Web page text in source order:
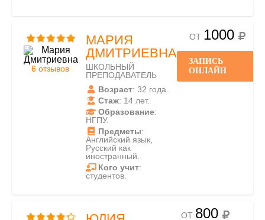
6 отзывов
МАРИЯ
ДМИТРИЕВНА
ШКОЛЬНЫЙ
ПРЕПОДАВАТЕЛЬ
Возраст: 32 года.
Стаж: 14 лет.
Образование:
НГПУ.
Предметы:
Английский язык,
Русский как
иностранный.
Кого учит:
студентов.
ОТ 1000
ЗАПИСЬ
ОНЛАЙН
ОТ 800